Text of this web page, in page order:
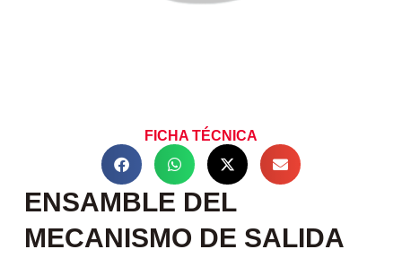
FICHA TÉCNICA
ENSAMBLE DEL
MECANISMO DE SALIDA